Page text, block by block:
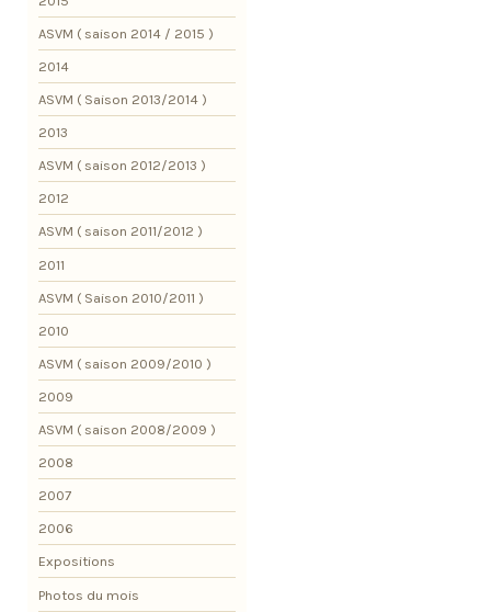
ASVM ( saison 2014 / 2015 )
2014
ASVM ( Saison 2013/2014 )
2013
ASVM ( saison 2012/2013 )
2012
ASVM ( saison 2011/2012 )
2011
ASVM ( Saison 2010/2011 )
2010
ASVM ( saison 2009/2010 )
2009
ASVM ( saison 2008/2009 )
2008
2007
2006
Expositions
Photos du mois